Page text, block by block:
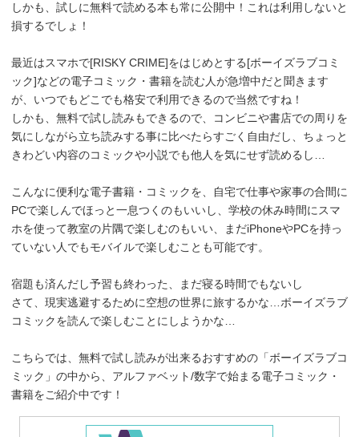
しかも、試しに無料で読める本も常に公開中！これは利用しないと
損するでしょ！
最近はスマホで[RISKY CRIME]をはじめとする[ボーイズラブコミ
ック]などの電子コミック・書籍を読む人が急増中だと聞きます
が、いつでもどこでも格安で利用できるので当然ですね！
しかも、無料で試し読みもできるので、コンビニや書店での周りを
気にしながら立ち読みする事に比べたらすごく自由だし、ちょっと
きわどい内容のコミックや小説でも他人を気にせず読めるし…
こんなに便利な電子書籍・コミックを、自宅で仕事や家事の合間に
PCで楽しんでほっと一息つくのもいいし、学校の休み時間にスマ
ホを使って教室の片隅で楽しむのもいい、まだiPhoneやPCを持っ
ていない人でもモバイルで楽しむことも可能です。
宿題も済んだし予習も終わった、まだ寝る時間でもないし
さて、現実逃避するために空想の世界に旅するかな…ボーイズラブ
コミックを読んで楽しむことにしようかな…
こちらでは、無料で試し読みが出来るおすすめの「ボーイズラブコ
ミック」の中から、アルファベット/数字で始まる電子コミック・
書籍をご紹介中です！